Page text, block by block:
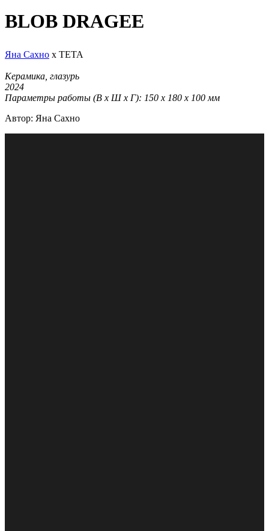
BLOB DRAGEE
Яна Сахно х TETA
Керамика, глазурь
2024
Параметры работы (В х Ш х Г): 150 х 180 х 100 мм
Автор: Яна Сахно